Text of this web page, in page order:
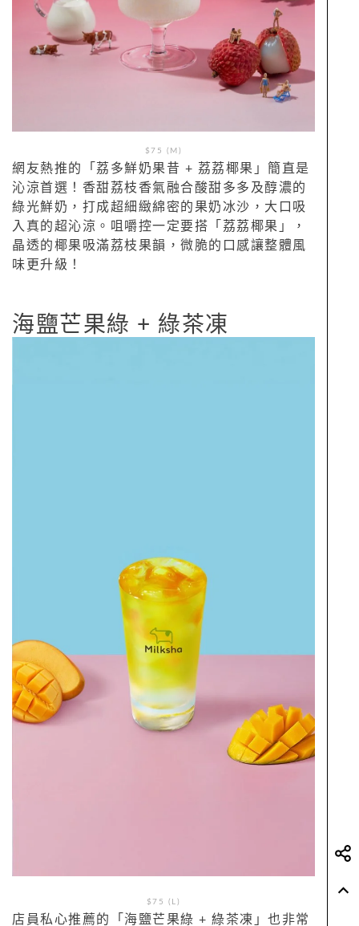
$75 (M)
網友熱推的「荔多鮮奶果昔 + 荔荔椰果」簡直是
沁涼首選！香甜荔枝香氣融合酸甜多多及醇濃的
綠光鮮奶，打成超細緻綿密的果奶冰沙，大口吸
入真的超沁涼。咀嚼控一定要搭「荔荔椰果」，
晶透的椰果吸滿荔枝果韻，微脆的口感讓整體風
味更升級！
海鹽芒果綠 + 綠茶凍
$75 (L)
店員私心推薦的「海鹽芒果綠 + 綠茶凍」也非常